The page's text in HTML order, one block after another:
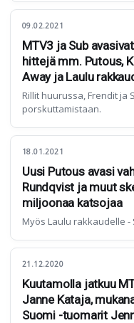
09.02.2021
MTV3 ja Sub
hittejä mm. Putous,
Away ja Laulu
Rillit huurussa, Frendit ja
porskuttamistaan.
18.01.2021
Uusi Putous avasi
Rundqvist ja muut
miljoonaa katsojaa
Myös Laulu rakkaudelle -
21.12.2020
Kuutamolla jatkuu
Janne Kataja,
Suomi -tuomarit